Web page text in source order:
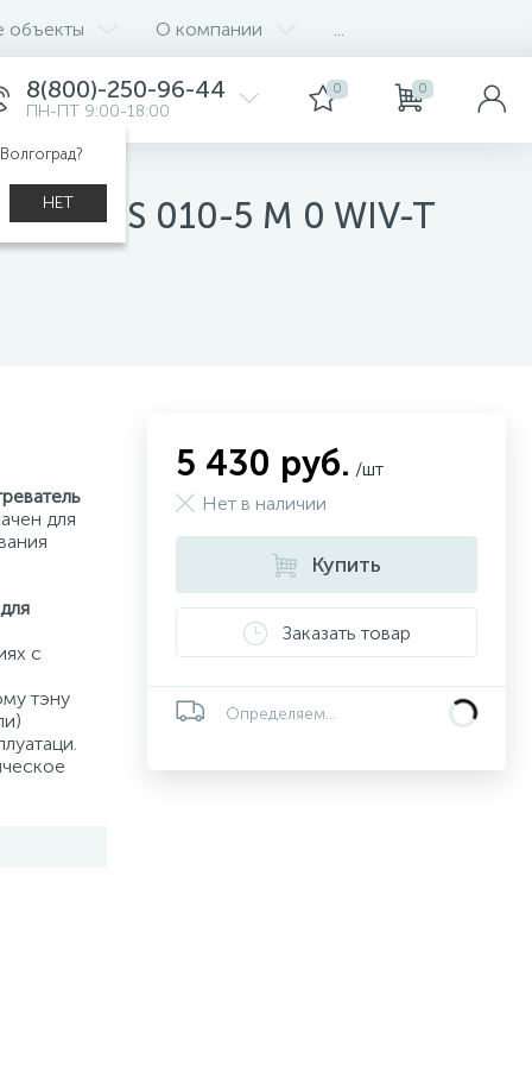
объекты О компании
НЕТ
8(800)-250-96-44
ПН-ПТ 9:00-18:00
0 0
ES 010-5 M 0 WIV-T
для
с
тэну
5 430 руб. /шт
Нет в наличии
Купить
Заказать товар
Определяем...